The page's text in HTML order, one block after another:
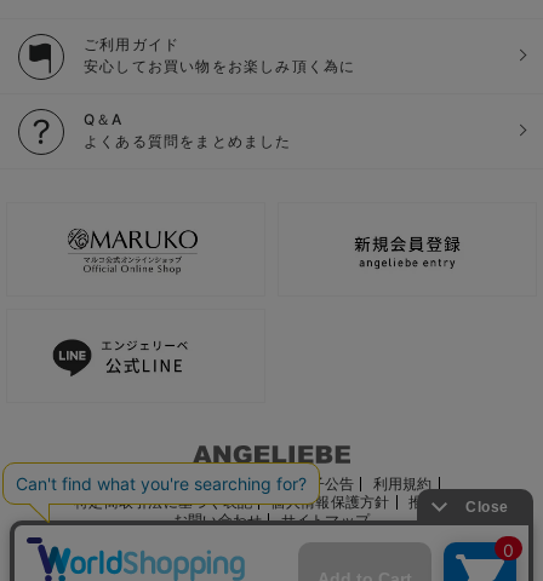
ご利用ガイド
安心してお買い物をお楽しみ頂く為に
Q＆A
よくある質問をまとめました
ご利用ガイド 会社概要 電子公告
利用規約
特定商取引法に基づく表記
個人情報保護方針
推奨環境
お問い合わせ
サイトマップ